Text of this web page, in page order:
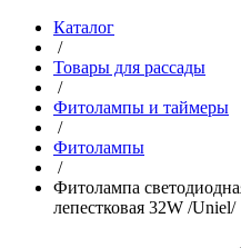
Каталог
/
Товары для рассады
/
Фитолампы и таймеры
/
Фитолампы
/
Фитолампа
лепестковая 32W /Uniel/